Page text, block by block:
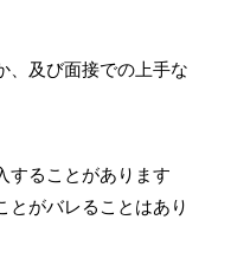
、及び面接での上手な
することがあります
とがバレることはあり